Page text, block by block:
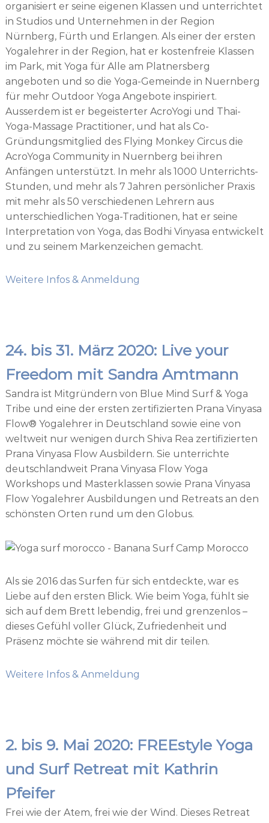
organisiert er seine eigenen Klassen und unterrichtet
in Studios und Unternehmen in der Region
Nürnberg, Fürth und Erlangen. Als einer der ersten
Yogalehrer in der Region, hat er kostenfreie Klassen
im Park, mit Yoga für Alle am Platnersberg
angeboten und so die Yoga-Gemeinde in Nuernberg
für mehr Outdoor Yoga Angebote inspiriert.
Ausserdem ist er begeisterter AcroYogi und Thai-
Yoga-Massage Practitioner, und hat als Co-
Gründungsmitglied des Flying Monkey Circus die
AcroYoga Community in Nuernberg bei ihren
Anfängen unterstützt. In mehr als 1000 Unterrichts-
Stunden, und mehr als 7 Jahren persönlicher Praxis
mit mehr als 50 verschiedenen Lehrern aus
unterschiedlichen Yoga-Traditionen, hat er seine
Interpretation von Yoga, das Bodhi Vinyasa entwickelt
und zu seinem Markenzeichen gemacht.
Weitere Infos & Anmeldung
24. bis 31. März 2020: Live your
Freedom mit Sandra Amtmann
Sandra ist Mitgründern von Blue Mind Surf & Yoga
Tribe und eine der ersten zertifizierten Prana Vinyasa
Flow® Yogalehrer in Deutschland sowie eine von
weltweit nur wenigen durch Shiva Rea zertifizierten
Prana Vinyasa Flow Ausbildern. Sie unterrichte
deutschlandweit Prana Vinyasa Flow Yoga
Workshops und Masterklassen sowie Prana Vinyasa
Flow Yogalehrer Ausbildungen und Retreats an den
schönsten Orten rund um den Globus.
Als sie 2016 das Surfen für sich entdeckte, war es
Liebe auf den ersten Blick. Wie beim Yoga, fühlt sie
sich auf dem Brett lebendig, frei und grenzenlos –
dieses Gefühl voller Glück, Zufriedenheit und
Präsenz möchte sie während mit dir teilen.
Weitere Infos & Anmeldung
2. bis 9. Mai 2020: FREEstyle Yoga
und Surf Retreat mit Kathrin
Pfeifer
Frei wie der Atem, frei wie der Wind. Dieses Retreat